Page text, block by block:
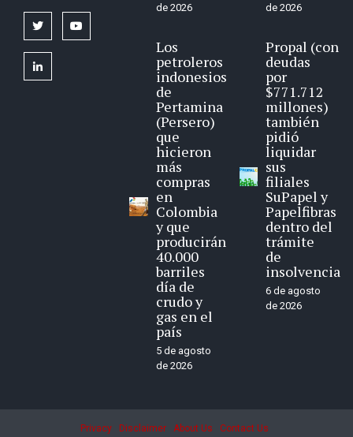
twitter
linkedin
de 2026
Los
petroleros
indonesios
de
Pertamina
(Persero)
que
hicieron
más
compras
en
Colombia
y que
producirán
40.000
barriles
día de
crudo y
gas en el
país
5 de agosto
de 2026
de 2026
Propal (con
deudas
por
$771.712
millones)
también
pidió
liquidar
sus
filiales
SuPapel y
Papelfibras
dentro del
trámite
de
insolvencia
6 de agosto
de 2026
Privacy Disclaimer About Us Contact Us